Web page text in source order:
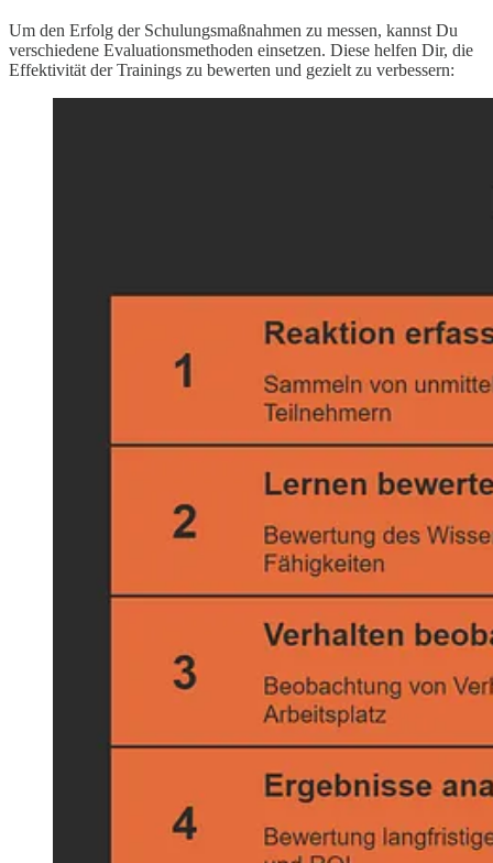
Um den Erfolg der Schulungsmaßnahmen zu messen, kannst Du
verschiedene Evaluationsmethoden einsetzen. Diese helfen Dir, die
Effektivität der Trainings zu bewerten und gezielt zu verbessern: